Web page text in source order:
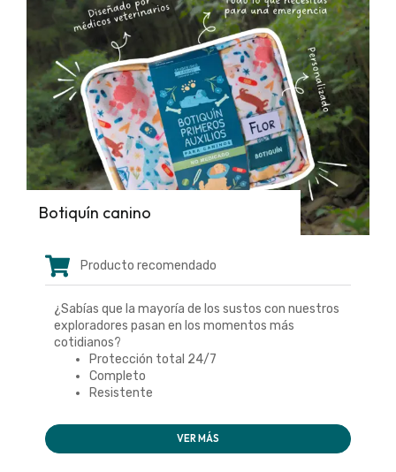
Botiquín canino
Producto recomendado
¿Sabías que la mayoría de los sustos con nuestros
exploradores pasan en los momentos más
cotidianos?
Protección total 24/7
Completo
Resistente
VER MÁS